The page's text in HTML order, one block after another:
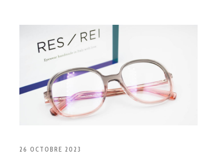
26 OCTOBRE 2023